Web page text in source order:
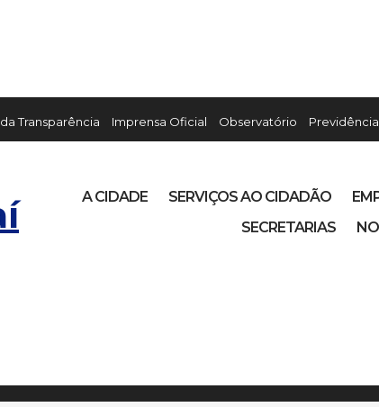
Transparência Imprensa Oficial Observatório
A CIDADE SERVIÇOS AO CIDADÃO
SECRETARIAS